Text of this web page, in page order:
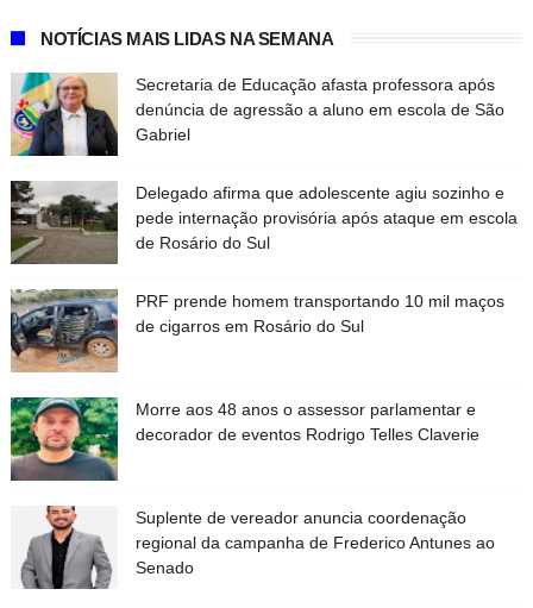
NOTÍCIAS MAIS LIDAS NA SEMANA
Secretaria de Educação afasta professora após
denúncia de agressão a aluno em escola de São
Gabriel
Delegado afirma que adolescente agiu sozinho e
pede internação provisória após ataque em escola
de Rosário do Sul
PRF prende homem transportando 10 mil maços
de cigarros em Rosário do Sul
Morre aos 48 anos o assessor parlamentar e
decorador de eventos Rodrigo Telles Claverie
Suplente de vereador anuncia coordenação
regional da campanha de Frederico Antunes ao
Senado